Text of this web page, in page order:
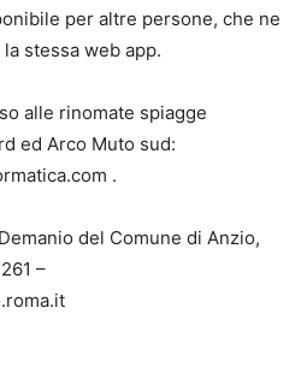
per altre persone, che ne
stessa web app.​
alle rinomate spiagge
ed Arco Muto sud:
.
del Comune di Anzio,
–